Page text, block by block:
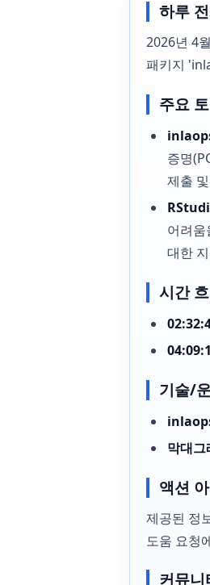
하루
2026년 4
패키지
주요
증명
제출
어려
대한
시간
기술/
막대그
액션
제공된 정
도움 요청
커뮤니